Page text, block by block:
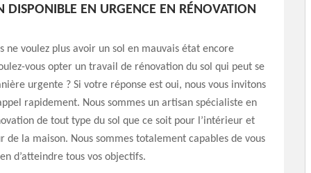
DISPONIBLE EN URGENCE EN RÉNOVATION
ne voulez plus avoir un sol en mauvais état encore
vous opter un travail de rénovation du sol qui peut se
urgente ? Si votre réponse est oui, nous vous invitons
rapidement. Nous sommes un artisan spécialiste en
de tout type du sol que ce soit pour l’intérieur et
de la maison. Nous sommes totalement capables de vous
d’atteindre tous vos objectifs.